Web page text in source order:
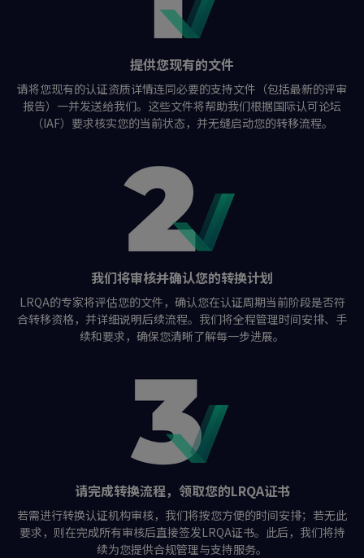
提供您现有的文件
请将您现有的认证资质详情连同必要的支持文件（包括最新的评审
报告）一并发送给我们。这些文件将帮助我们根据国际认可论坛
（IAF）要求核实您的当前状态，并无缝启动您的转移流程。
我们将审核并确认您的转换计划
LRQA的专家将评估您的文件，确认您在认证周期当前阶段是否符
合转移资格，并详细说明后续流程。我们将全程管理时间安排、手
续和要求，确保您清晰了解每一步进展。
请完成转换流程，领取您的LRQA证书
若需进行转换认证机构审核，我们将按您方便的时间安排；若无此
要求，则在完成所有审核后直接签发LRQA证书。此后，我们将持
续为您提供合规管理与支持服务。